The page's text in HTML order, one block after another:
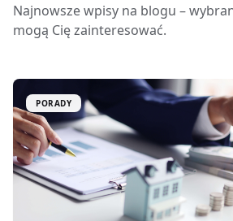
Najnowsze wpisy na blogu –
mogą Cię zainteresować.
PORADY